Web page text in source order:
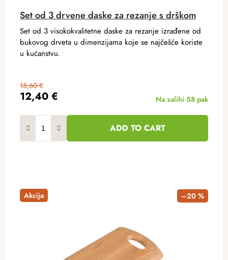
Set od 3 drvene daske za rezanje s drškom
12,40 €
15,60 €
Na zalihi 58 pak
ADD TO CART
Set od 3 visokokvalitetne daske za rezanje izrađene od
bukovog drveta u dimenzijama koje se najčešće koriste
u kućanstvu.
Akcija –20 %